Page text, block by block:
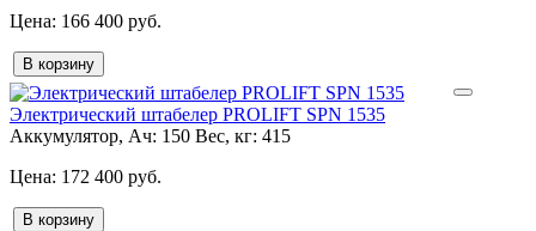
166 400 руб.
В корзину
Электрический штабелер PROLIFT SPN 1535
Аккумулятор, Ач: 150 Вес, кг: 415
172 400 руб.
В корзину